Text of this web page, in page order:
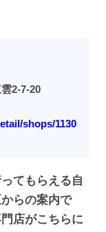
2-7-20
shops/1130
てもらえる自
らの案内で
店がこちらに